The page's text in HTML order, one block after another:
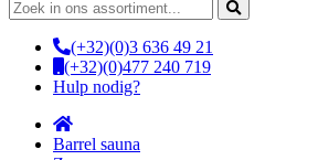
Zoeken
naar:
(+32)(0)3 636 49 21
(+32)(0)477 240 719
Hulp nodig?
Barrel sauna